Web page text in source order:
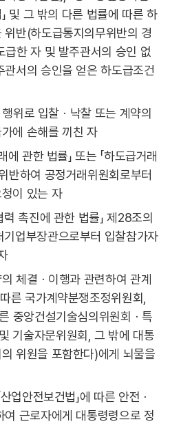
」 및 그 밖의 다른 법률에 따른 하
반(하도급통지의무위반의 경
급한 자 및 발주관서의 승인 없
서의 승인을 얻은 하도급조건
위로 입찰ㆍ낙찰 또는 계약의
에 손해를 끼친 자
관한 법률」 또는 「하도급거래
반하여 공정거래위원회로부터
이 있는 자
촉진에 관한 법률」 제28조의
업부장관으로부터 입찰참가자
체결ㆍ이행과 관련하여 관계
른 국가계약분쟁조정위원회,
른 중앙건설기술심의위원회ㆍ특
기술자문위원회, 그 밖에 대통
위원을 포함한다)에게 뇌물을
업안전보건법」에 따른 안전ㆍ
근로자에게 대통령령으로 정